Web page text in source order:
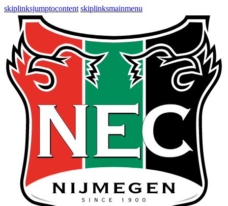
skiplinksjumptocontent skiplinksmainmenu